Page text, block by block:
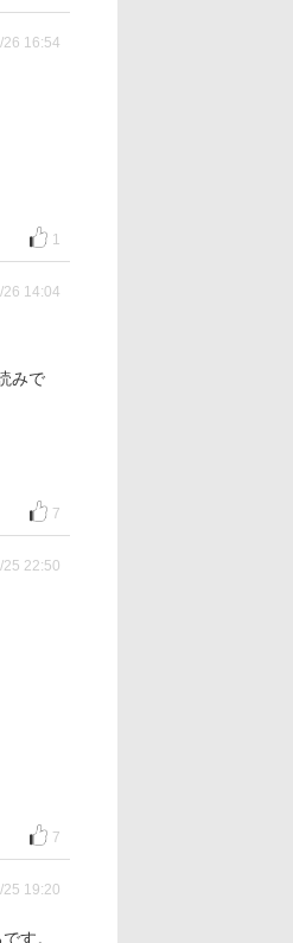
26 16:54
1
26 14:04
みで
7
25 22:50
7
25 19:20
す。